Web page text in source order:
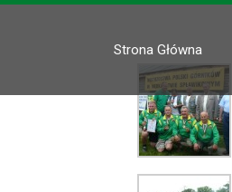
Strona Główna